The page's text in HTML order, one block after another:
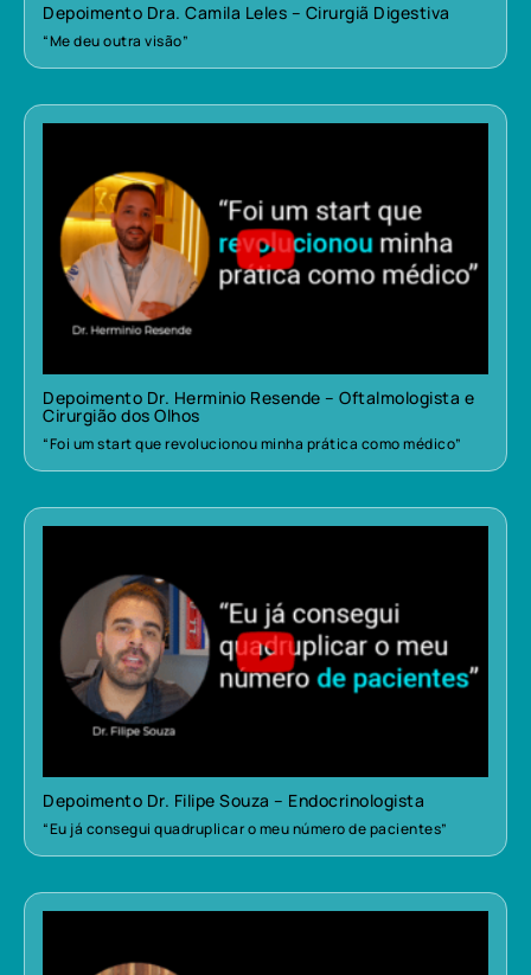
Depoimento Dra. Camila Leles – Cirurgiã Digestiva
“Me deu outra visão”
Depoimento Dr. Herminio Resende – Oftalmologista e
Cirurgião dos Olhos
“Foi um start que revolucionou minha prática como médico”
Depoimento Dr. Filipe Souza – Endocrinologista
“Eu já consegui quadruplicar o meu número de pacientes”